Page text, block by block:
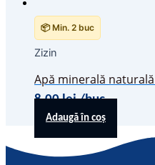
📦 Min. 2 buc
Zizin
Apă minerală naturală
8,00lei/buc
Adaugă în coș